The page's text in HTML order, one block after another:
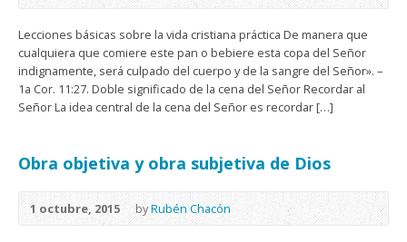
Lecciones básicas sobre la vida cristiana práctica De manera que
cualquiera que comiere este pan o bebiere esta copa del Señor
indignamente, será culpado del cuerpo y de la sangre del Señor». –
1a Cor. 11:27. Doble significado de la cena del Señor Recordar al
Señor La idea central de la cena del Señor es recordar […]
Obra objetiva y obra subjetiva de Dios
1 octubre, 2015 byRubén Chacón